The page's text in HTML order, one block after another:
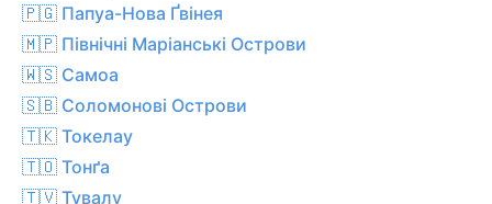
🇵🇬 Папуа-Нова Ґвінея
🇲🇵 Північні Маріанські Острови
🇼🇸 Самоа
🇸🇧 Соломонові Острови
🇹🇰 Токелау
🇹🇴 Тонґа
🇹🇻 Тувалу